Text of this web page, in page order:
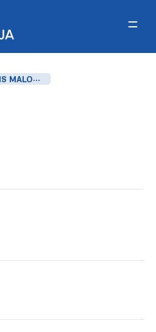
SERVIS MALOULJNIH PREKIDAČA, ELEMIR